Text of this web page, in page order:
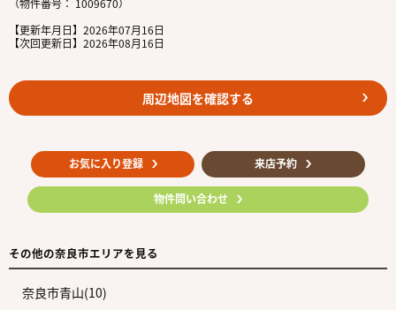
【更新年月日】2026年07月16日
【次回更新日】2026年08月16日
周辺地図を確認する
お気に入り登録 来店予約
物件問い合わせ
その他の奈良市エリアを見る
奈良市青山(10)